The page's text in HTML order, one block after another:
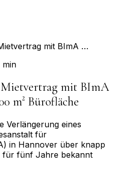
mit BImA …
min
mit BImA
m² Bürofläche
Verlängerung eines
für
in Hannover über knapp
für fünf Jahre bekannt